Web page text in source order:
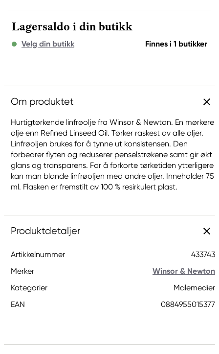
Lagersaldo i din butikk
Velg din butikk Finnes i 1 butikker
Om produktet
Hurtigtørkende linfrøolje fra Winsor & Newton. En mørkere
olje enn Refined Linseed Oil. Tørker raskest av alle oljer.
Linfrøoljen brukes for å tynne ut konsistensen. Den
forbedrer flyten og reduserer penselstrøkene samt gir økt
glans og transparens. For å forkorte tørketiden ytterligere
kan man blande linfrøoljen med andre oljer. Inneholder 75
ml. Flasken er fremstilt av 100 % resirkulert plast.
Produktdetaljer
Artikkelnummer
433743
Merker
Winsor & Newton
Kategorier
Malemedier
EAN
0884955015377